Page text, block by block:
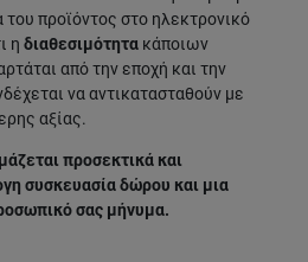
προϊόντος στο ηλεκτρονικό
η διαθεσιμότητα κάποιων
από την εποχή και την
να αντικατασταθούν με
αξίας.
προσεκτικά και
συσκευασία δώρου και μια
σας μήνυμα.